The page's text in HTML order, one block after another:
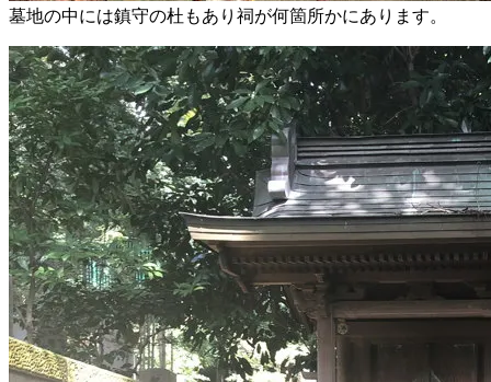
墓地の中には鎮守の杜もあり祠が何箇所かにあります。